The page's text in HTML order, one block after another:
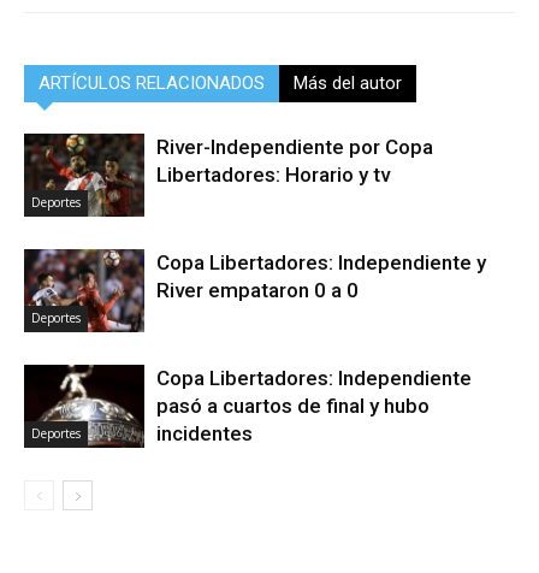
ARTÍCULOS RELACIONADOS Más del autor
Deportes
River-Independiente por Copa
Libertadores: Horario y tv
Deportes
Copa Libertadores: Independiente y
River empataron 0 a 0
Deportes
Copa Libertadores: Independiente
pasó a cuartos de final y hubo
incidentes